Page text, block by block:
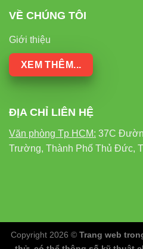
VỀ CHÚNG TÔI
Giới thiệu
XEM THÊM...
ĐỊA CHỈ LIÊN HỆ
Văn phòng Tp HCM: 37C
Trường, Thành Phố Thủ Đức,
Copyright 2026 © Trang web